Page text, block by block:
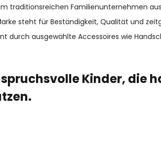
traditionsreichen Familienunternehmen
steht für Beständigkeit, Qualität und
durch ausgewählte Accessoires wie
Kinder, die